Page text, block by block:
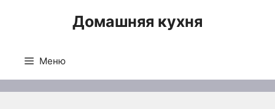
Домашняя кухня
Меню